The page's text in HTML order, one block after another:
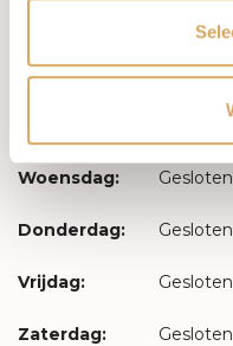
Maandag: Gesloten
Woensdag: Gesloten
Donderdag: Gesloten
Vrijdag: Gesloten
Zaterdag: Gesloten